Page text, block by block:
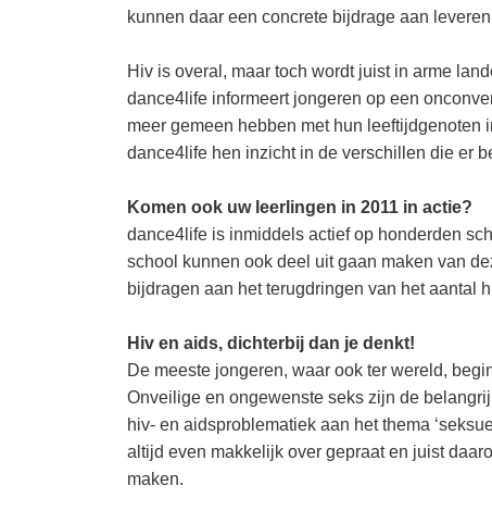
kunnen daar een concrete bijdrage aan
Hiv is overal, maar toch wordt juist in arme
dance4life informeert jongeren op een
meer gemeen hebben met hun
dance4life hen inzicht in de verschillen die er
Komen ook uw leerlingen in 2011 in actie?
dance4life is inmiddels actief op honderden
school kunnen ook deel uit gaan maken van
bijdragen aan het terugdringen van het aantal
Hiv en aids, dichterbij dan je denkt!
De meeste jongeren, waar ook ter wereld,
Onveilige en ongewenste seks zijn de
hiv- en aidsproblematiek aan het thema
altijd even makkelijk over gepraat en juist
maken.